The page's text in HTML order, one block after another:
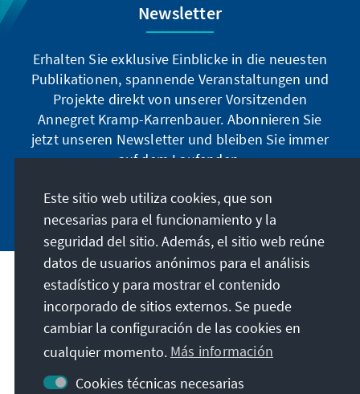
Newsletter
Erhalten Sie exklusive Einblicke in die neuesten
Publikationen, spannende Veranstaltungen und
Projekte direkt von unserer Vorsitzenden
Annegret Kramp-Karrenbauer. Abonnieren Sie
jetzt unseren Newsletter und bleiben Sie immer
auf dem Laufenden.
Jetzt abonnieren
Nuestra misión
Contacto
Otras ofertas de la fundación
Este sitio web utiliza cookies, que son
necesarias para el funcionamiento y la
seguridad del sitio. Además, el sitio web reúne
datos de usuarios anónimos para el análisis
estadístico y para mostrar el contenido
incorporado de sitios externos. Se puede
cambiar la configuración de las cookies en
cualquier momento. Más información
Cookies técnicas necesarias